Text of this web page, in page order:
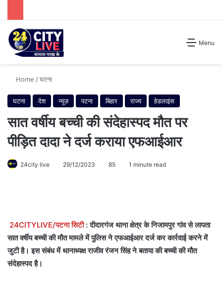
Menu
Search for
Home /घटना
घटना देश न्यूज़ पटना बिहार राज्य हेडलाइंस
सात वर्षीय बच्ची की संदेहास्पद मौत पर
पीड़ित दादा ने दर्ज कराया एफआईआर
24city live 29/12/2023 85 1 minute read
24CITYLIVE/पटना सिटी : दीदारगंज थाना क्षेत्र के निजामपुर गांव से लापता
सात वर्षीय बच्ची की मौत मामले में पुलिस ने एफआईआर दर्ज कर कार्रवाई करने में
जुटी है। इस संबंध में थानाध्यक्ष राजीव रंजन सिंह ने बताया की बच्ची की मौत
संदेहास्पद है।